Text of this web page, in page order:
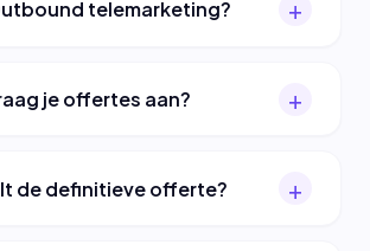
telemarketing?
je offertes aan?
de definitieve offerte?